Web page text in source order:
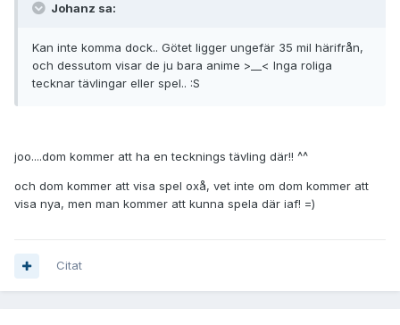
Johanz sa:
Kan inte komma dock.. Götet ligger ungefär 35 mil härifrån,
och dessutom visar de ju bara anime >__< Inga roliga
tecknar tävlingar eller spel.. :S
joo....dom kommer att ha en tecknings tävling där!! ^^
och dom kommer att visa spel oxå, vet inte om dom kommer att
visa nya, men man kommer att kunna spela där iaf! =)
Citat